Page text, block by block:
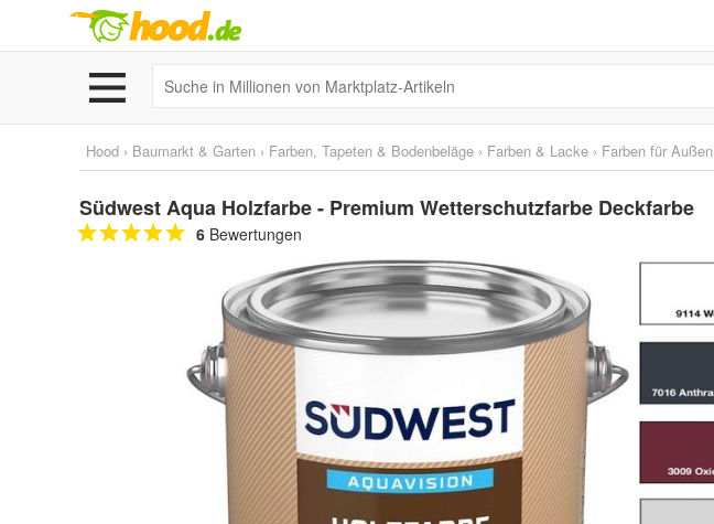
Hood › Baumarkt & Garten › Farben, Tapeten & Bodenbeläge › Farben & Lacke › Farben für Außen
Südwest Aqua Holzfarbe - Premium Wetterschutzfarbe Deckfarbe
6 Bewertungen